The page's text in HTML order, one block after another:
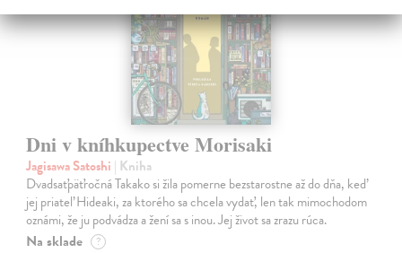
Dni v kníhkupectve Morisaki
Jagisawa Satoshi | Kniha
Dvadsaťpäťročná Takako si žila pomerne bezstarostne až do dňa, keď
jej priateľ Hideaki, za ktorého sa chcela vydať, len tak mimochodom
oznámi, že ju podvádza a žení sa s inou. Jej život sa zrazu rúca.
Na sklade ?